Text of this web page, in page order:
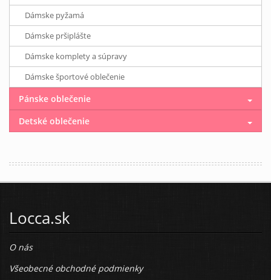
Dámske pyžamá
Dámske pršiplášte
Dámske komplety a súpravy
Dámske športové oblečenie
Pánske oblečenie
Detské oblečenie
Locca.sk
O nás
Všeobecné obchodné podmienky